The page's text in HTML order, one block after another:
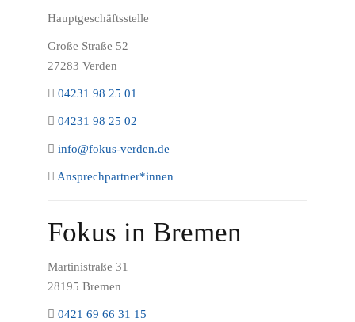
Hauptgeschäftsstelle
Große Straße 52
27283 Verden
04231 98 25 01
04231 98 25 02
info@fokus-verden.de
Ansprechpartner*innen
Fokus in Bremen
Martinistraße 31
28195 Bremen
0421 69 66 31 15